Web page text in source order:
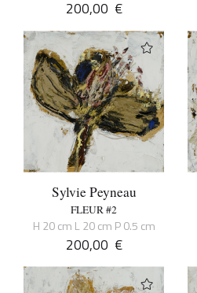
200,00 €
Sylvie Peyneau
FLEUR #2
H 20 cm L 20 cm P 0.5 cm
200,00 €